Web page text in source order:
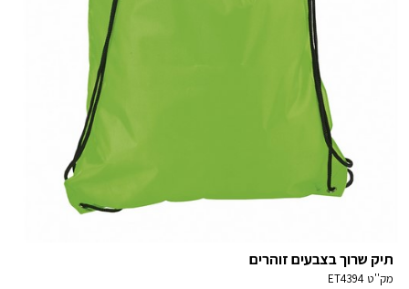
תיק שרוך בצבעים זוהרים
מק''טET4394